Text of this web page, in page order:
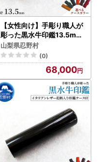
【女性向け】手彫り職人が
彫った黒水牛印鑑13.5mm
イタリアンレザー花柄入
り印鑑ケース付き
山梨県忍野村
(0)
68,000